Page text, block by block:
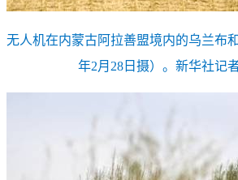
无人机在内蒙古阿拉善盟境内的乌兰布
年2月28日摄）。新华社记